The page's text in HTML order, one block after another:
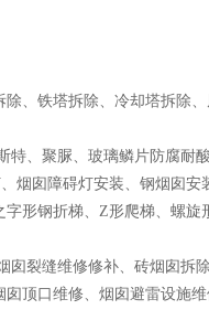
、铁塔拆除、冷却塔拆除
特、聚脲、玻璃鳞片防腐耐
烟囱障碍灯安装、钢烟囱安
形钢折梯、Z形爬梯、螺旋
裂缝维修修补、砖烟囱拆
顶口维修、烟囱避雷设施